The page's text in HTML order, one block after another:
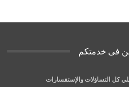
فى خدمتكم
كل التساؤلات والإستفسارات